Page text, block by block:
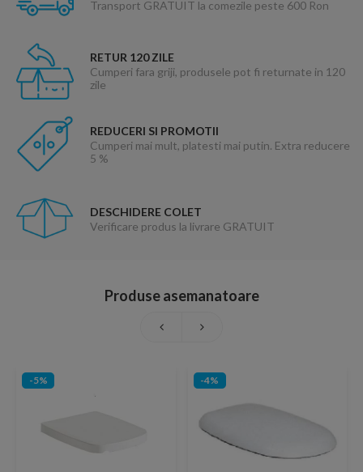
Transport GRATUIT la comezile peste 600 Ron
RETUR 120 ZILE
Cumperi fara griji, produsele pot fi returnate in 120
zile
REDUCERI SI PROMOTII
Cumperi mai mult, platesti mai putin. Extra reducere
5 %
DESCHIDERE COLET
Verificare produs la livrare GRATUIT
Produse asemanatoare
-5% -4%